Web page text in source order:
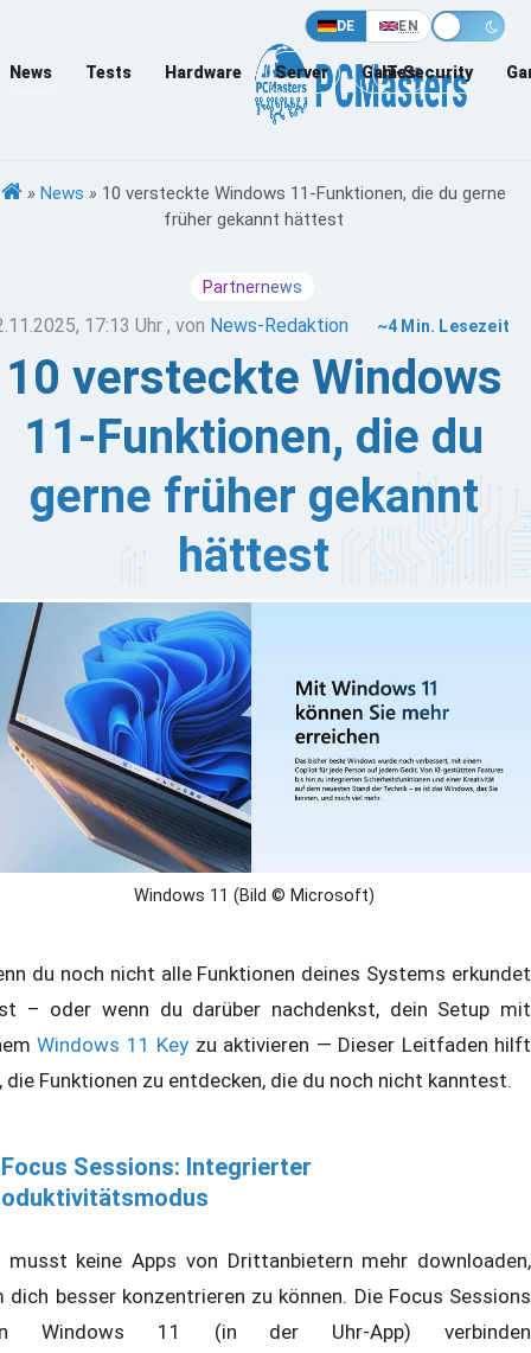
DE EN
News Tests Hardware Server Games
IT-Security
» News » 10 versteckte Windows 11-Funktionen, die du gerne
früher gekannt hättest
Partnernews
17:13 Uhr , von News-Redaktion ~4 Min. Lesezeit
10 versteckte Windows
11-Funktionen, die du
gerne früher gekannt
hättest
11 ist nicht nur ein optisches Upgrade, sondern
komplette Weiterentwicklung der Bedienung und
deines PCs. Eleganter, schneller und viel
als seine Vorgänger, steckt es voller cleverer
von denen die meisten Nutzer nicht mal
dass es sie überhaupt gibt. Hinter der glänzenden
verbirgt sich eine Reihe versteckter Juwelen,
deinen täglichen Arbeitsablauf verändern, deine
steigern und sogar dein Setup futuristisch
lassen können.
Windows 11 (Bild © Microsoft)
du noch nicht alle Funktionen deines Systems erkundet
– oder wenn du darüber nachdenkst, dein Setup mit
Windows 11 Key zu aktivieren — Dieser Leitfaden hilft
die Funktionen zu entdecken, die du noch nicht kanntest.
Sessions: Integrierter
musst keine Apps von Drittanbietern mehr downloaden,
dich besser konzentrieren zu können. Die Focus Sessions
Windows 11 (in der Uhr-App) verbinden